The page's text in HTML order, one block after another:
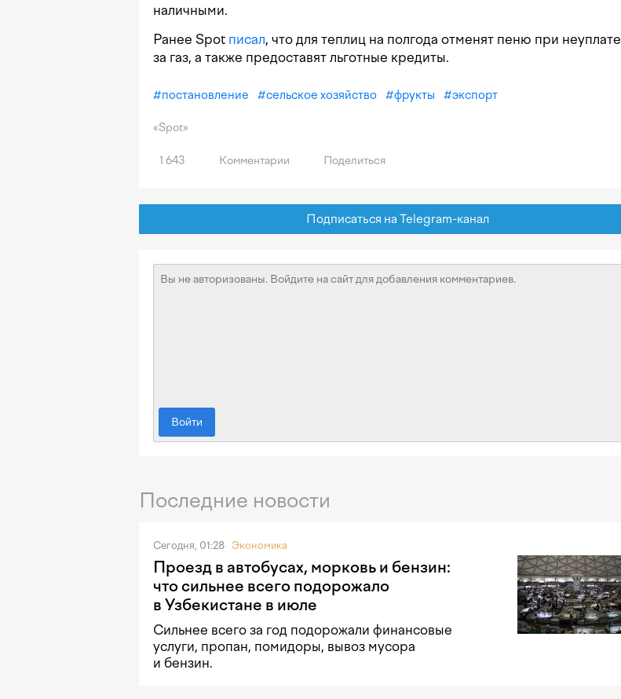
наличными.
Ранее Spot писал, что для теплиц на полгода отменят пеню при неуплате
за газ, а также предоставят льготные кредиты.
#постановление #сельское хозяйство #фрукты #экспорт
«Spot»
1 643 Комментарии Поделиться
Подписаться на Telegram-канал
Войти
Последние новости
Сегодня, 01:28 Экономика
Проезд в автобусах, морковь и бензин:
что сильнее всего подорожало
в Узбекистане в июле
Сильнее всего за год подорожали финансовые
услуги, пропан, помидоры, вывоз мусора
и бензин.